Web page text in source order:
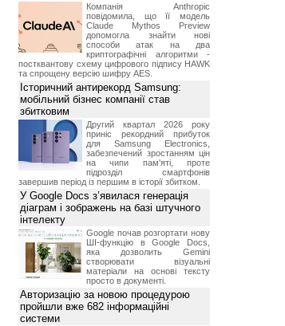
Компанія Anthropic
повідомила, що її модель
Claude Mythos Preview
допомогла знайти нові
способи атак на два
криптографічні алгоритми -
постквантову схему цифрового підпису HAWK
та спрощену версію шифру AES.
Історичний антирекорд Samsung:
мобільний бізнес компанії став
збитковим
Другий квартал 2026 року
приніс рекордний прибуток
для Samsung Electronics,
забезпечений зростанням цін
на чипи пам'яті, проте
підрозділ смартфонів
завершив період із першим в історії збитком.
У Google Docs з’явилася генерація
діаграм і зображень на базі штучного
інтелекту
Google почав розгортати нову
ШІ-функцію в Google Docs,
яка дозволить Gemini
створювати візуальні
матеріали на основі тексту
просто в документі.
Авторизацію за новою процедурою
пройшли вже 682 інформаційні
системи